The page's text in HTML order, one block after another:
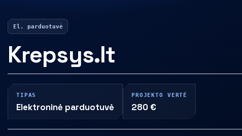
El. parduotuvė
Krepsys.lt
TIPAS
Elektroninė parduotuvė
PROJEKTO VERTĖ
280 €